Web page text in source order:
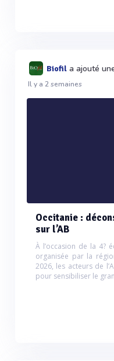
Biofil a ajouté
Il y a 2 semaines
Occitanie :
sur l’AB
À l’occasion de la 4?
organisée par la
2026, les acteurs de
pour sensibiliser le